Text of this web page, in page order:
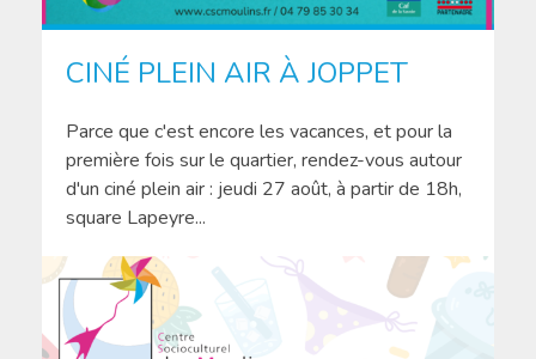
CINÉ PLEIN AIR À JOPPET
Parce que c'est encore les vacances, et pour la
première fois sur le quartier, rendez-vous autour
d'un ciné plein air : jeudi 27 août, à partir de 18h,
square Lapeyre...